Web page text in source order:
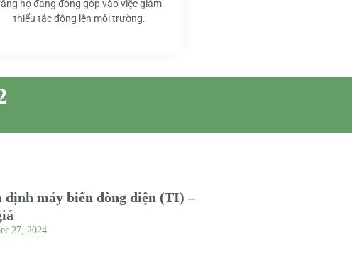
họ đang đóng góp vào việc giảm
thiểu tác động lên môi trường.
định máy biến dòng điện (TI) –
27, 2024